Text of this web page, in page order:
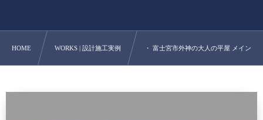
HOME WORKS | 設計施工実例 ・ 富士宮市外神の大人の平屋 メイン